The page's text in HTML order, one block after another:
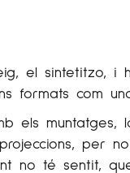
el sintetitzo, i
formats com
els muntatges,
per
no té sentit,